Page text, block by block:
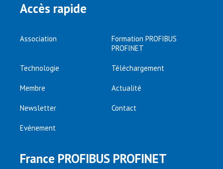
Accès rapide
Association
Formation PROFIBUS
PROFINET
Technologie Téléchargement
Membre Actualité
Newsletter Contact
Evénement
France PROFIBUS PROFINET